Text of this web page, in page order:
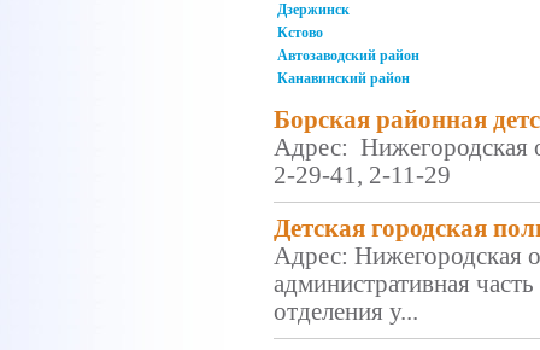
Дзержинск
Кстово
Автозаводский район
Канавинский район
Борская районная
Адрес: Нижегородская
2-29-41, 2-11-29
Детская городская
Адрес: Нижегородская
административная
отделения у...